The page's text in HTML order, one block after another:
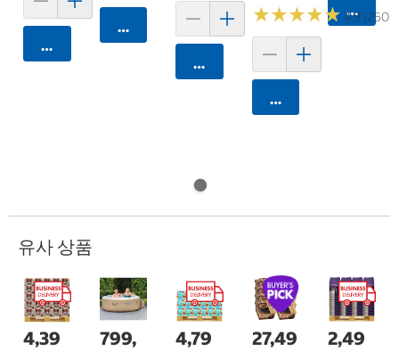
카트에 담기
카트에 담기
카트에 담기
★★★★★
★★★★★ 4.8 (250)
카트에 담기
카트에
유사 상품
4,39
799,
4,79
27,49
2,49